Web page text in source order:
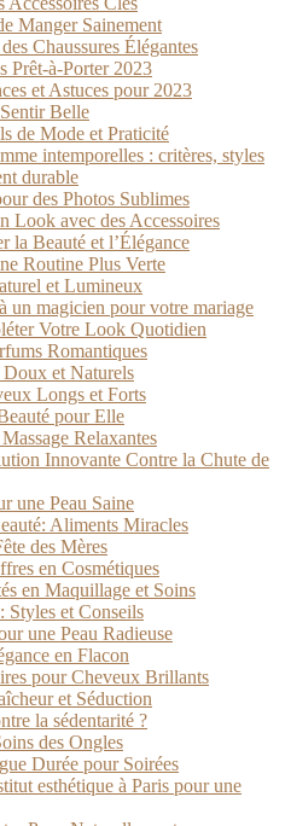
Manger Sainement
Chaussures Élégantes
Prêt-à-Porter 2023
et Astuces pour 2023
Belle
de Mode et Praticité
intemporelles : critères, styles
durable
des Photos Sublimes
Look avec des Accessoires
la Beauté et l’Élégance
Routine Plus Verte
et Lumineux
un magicien pour votre mariage
Votre Look Quotidien
Romantiques
et Naturels
Longs et Forts
pour Elle
Relaxantes
Innovante Contre la Chute de
une Peau Saine
Aliments Miracles
des Mères
en Cosmétiques
en Maquillage et Soins
Styles et Conseils
une Peau Radieuse
en Flacon
pour Cheveux Brillants
et Séduction
la sédentarité ?
des Ongles
Durée pour Soirées
esthétique à Paris pour une